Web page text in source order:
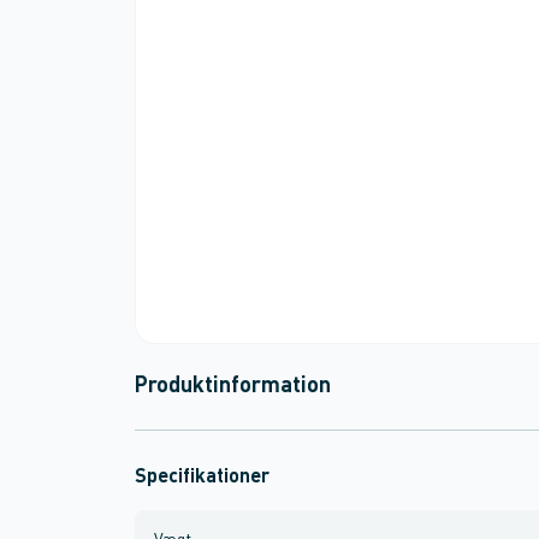
Produktinformation
Specifikationer